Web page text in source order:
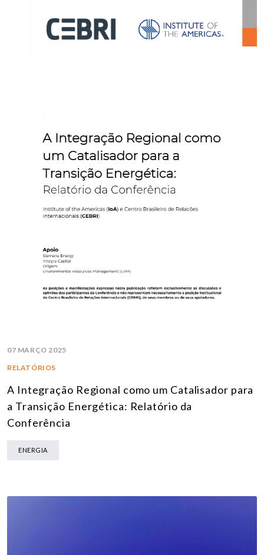
07 MARÇO 2025
RELATÓRIOS
A Integração Regional como um Catalisador para
a Transição Energética: Relatório da
Conferência
ENERGIA